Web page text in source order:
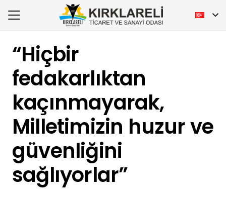
“Hiçbir
fedakarlıktan
kaçınmayarak,
Milletimizin huzur ve
güvenliğini
sağlıyorlar”